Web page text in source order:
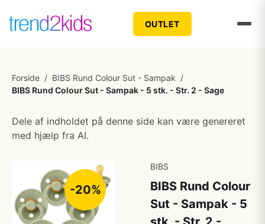
OUTLET
Forside / BIBS Rund Colour Sut - Sampak /
BIBS Rund Colour Sut - Sampak - 5 stk. - Str. 2 - Sage
Dele af indholdet på denne side kan være genereret
med hjælp fra AI.
-20%
BIBS
BIBS Rund Colour
Sut - Sampak - 5